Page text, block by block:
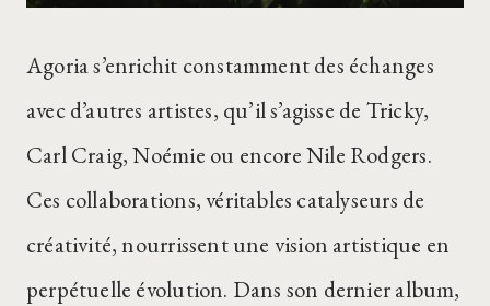
Agoria s’enrichit constamment des échanges
avec d’autres artistes, qu’il s’agisse de Tricky,
Carl Craig, Noémie ou encore Nile Rodgers.
Ces collaborations, véritables catalyseurs de
créativité, nourrissent une vision artistique en
perpétuelle évolution. Dans son dernier album,